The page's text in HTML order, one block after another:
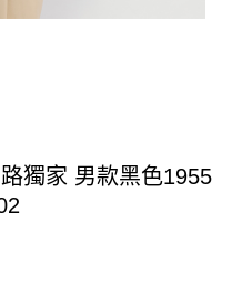
獨家 男款黑色1955